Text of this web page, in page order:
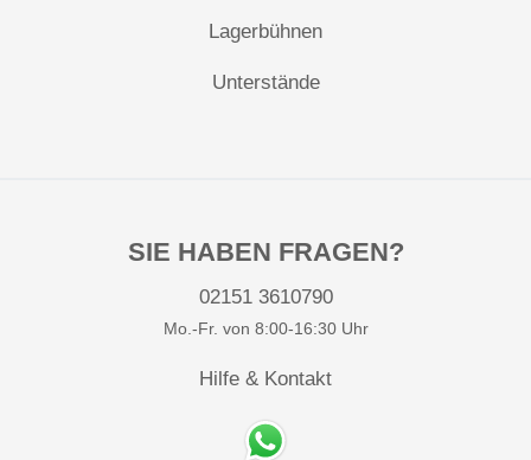
Lagerbühnen
Unterstände
SIE HABEN FRAGEN?
02151 3610790
Mo.-Fr. von 8:00-16:30 Uhr
Hilfe & Kontakt